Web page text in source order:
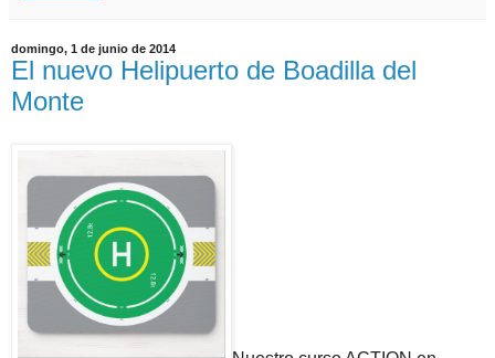
domingo, 1 de junio de 2014
El nuevo Helipuerto de Boadilla del
Monte